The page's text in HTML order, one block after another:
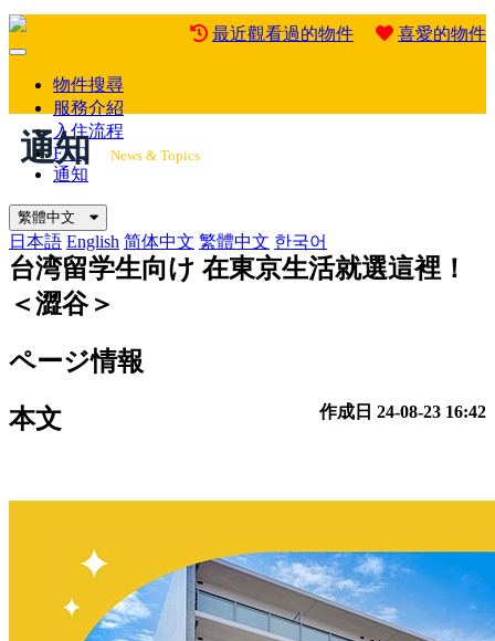
最近觀看過的物件 喜愛的物件
Mobile
物件搜尋
服務介紹
入住流程
FAQ
通知
繁體中文
日本語 English 简体中文 繁體中文 한국어
通知 News & Topics
台湾留学生向け 在東京生活就選這裡！
＜澀谷＞
ページ情報
作成日 24-08-23 16:42
本文